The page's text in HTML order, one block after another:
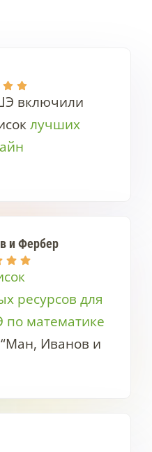
включили
лучших
и Фербер
ресурсов для
по математике
“Ман, Иванов и